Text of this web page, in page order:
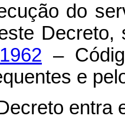
do
–
e
entra